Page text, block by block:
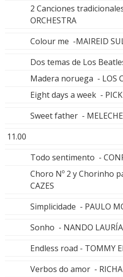
2 Canciones
ORCHESTRA
Colour me -MAIREID
Dos temas de Los
Madera noruega - LOS
Eight days a week -
Sweet father -
11.00
Todo sentimento -
Choro Nº 2 y Chorinho
CAZES
Simplicidade - PAULO
Sonho - NANDO LAURÍA
Endless road - TOMMY
Verbos do amor -